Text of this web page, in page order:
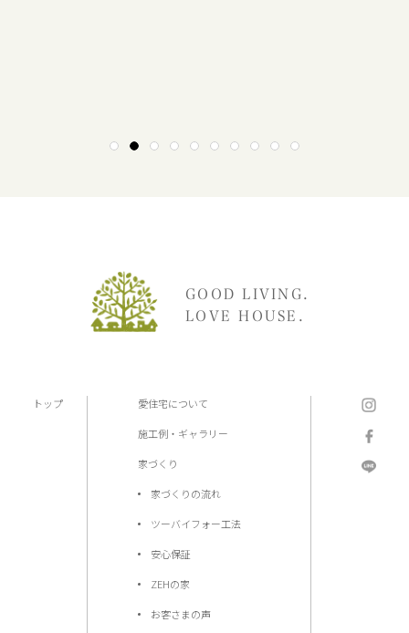
1 2 3 4 5 6 7 8 9 10
GOOD LIVING.
LOVE HOUSE.
トップ 愛住宅について
施工例・ギャラリー
家づくり
家づくりの流れ
ツーバイフォー工法
安心保証
ZEHの家
お客さまの声